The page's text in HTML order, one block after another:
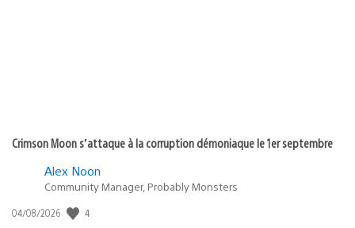
Crimson Moon s’attaque à la corruption démoniaque le 1er septembre
Alex Noon
Community Manager, Probably Monsters
Date
04/08/2026 4